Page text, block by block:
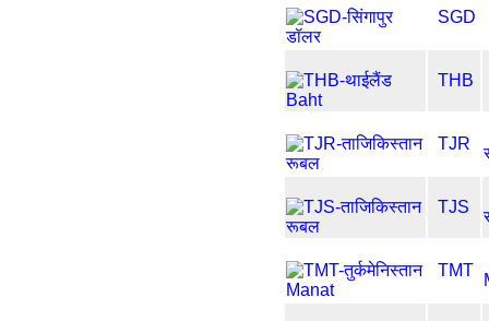
SGD
THB
TJR
TJS
TMT